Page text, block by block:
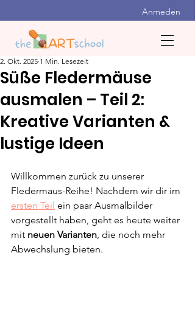
Anmeden
Süße Fledermäuse
ausmalen – Teil 2:
Kreative Varianten &
lustige Ideen
2. Okt. 2025 1 Min. Lesezeit
Willkommen zurück zu unserer
Fledermaus-Reihe! Nachdem wir dir im
ersten Teil ein paar Ausmalbilder
vorgestellt haben, geht es heute weiter
mit neuen Varianten, die noch mehr
Abwechslung bieten.